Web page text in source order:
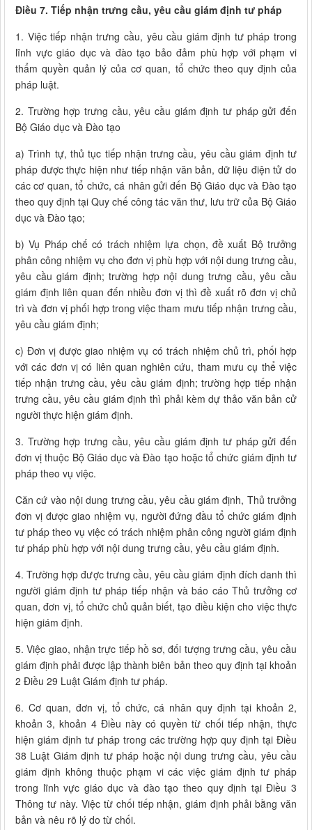
Điều 7. Tiếp nhận trưng cầu, yêu cầu giám định tư pháp
1. Việc tiếp nhận trưng cầu, yêu cầu giám định tư pháp trong
lĩnh vực giáo dục và đào tạo bảo đảm phù hợp với phạm vi
thẩm quyền quản lý của cơ quan, tổ chức theo quy định của
pháp luật.
2. Trường hợp trưng cầu, yêu cầu giám định tư pháp gửi đến
Bộ Giáo dục và Đào tạo
a) Trình tự, thủ tục tiếp nhận trưng cầu, yêu cầu giám định tư
pháp được thực hiện như tiếp nhận văn bản, dữ liệu điện tử do
các cơ quan, tổ chức, cá nhân gửi đến Bộ Giáo dục và Đào tạo
theo quy định tại Quy chế công tác văn thư, lưu trữ của Bộ Giáo
dục và Đào tạo;
b) Vụ Pháp chế có trách nhiệm lựa chọn, đề xuất Bộ trưởng
phân công nhiệm vụ cho đơn vị phù hợp với nội dung trưng cầu,
yêu cầu giám định; trường hợp nội dung trưng cầu, yêu cầu
giám định liên quan đến nhiều đơn vị thì đề xuất rõ đơn vị chủ
trì và đơn vị phối hợp trong việc tham mưu tiếp nhận trưng cầu,
yêu cầu giám định;
c) Đơn vị được giao nhiệm vụ có trách nhiệm chủ trì, phối hợp
với các đơn vị có liên quan nghiên cứu, tham mưu cụ thể việc
tiếp nhận trưng cầu, yêu cầu giám định; trường hợp tiếp nhận
trưng cầu, yêu cầu giám định thì phải kèm dự thảo văn bản cử
người thực hiện giám định.
3. Trường hợp trưng cầu, yêu cầu giám định tư pháp gửi đến
đơn vị thuộc Bộ Giáo dục và Đào tạo hoặc tổ chức giám định tư
pháp theo vụ việc.
Căn cứ vào nội dung trưng cầu, yêu cầu giám định, Thủ trưởng
đơn vị được giao nhiệm vụ, người đứng đầu tổ chức giám định
tư pháp theo vụ việc có trách nhiệm phân công người giám định
tư pháp phù hợp với nội dung trưng cầu, yêu cầu giám định.
4. Trường hợp được trưng cầu, yêu cầu giám định đích danh thì
người giám định tư pháp tiếp nhận và báo cáo Thủ trưởng cơ
quan, đơn vị, tổ chức chủ quản biết, tạo điều kiện cho việc thực
hiện giám định.
5. Việc giao, nhận trực tiếp hồ sơ, đối tượng trưng cầu, yêu cầu
giám định phải được lập thành biên bản theo quy định tại khoản
2 Điều 29 Luật Giám định tư pháp.
6. Cơ quan, đơn vị, tổ chức, cá nhân quy định tại khoản 2,
khoản 3, khoản 4 Điều này có quyền từ chối tiếp nhận, thực
hiện giám định tư pháp trong các trường hợp quy định tại Điều
38 Luật Giám định tư pháp hoặc nội dung trưng cầu, yêu cầu
giám định không thuộc phạm vi các việc giám định tư pháp
trong lĩnh vực giáo dục và đào tạo theo quy định tại Điều 3
Thông tư này. Việc từ chối tiếp nhận, giám định phải bằng văn
bản và nêu rõ lý do từ chối.